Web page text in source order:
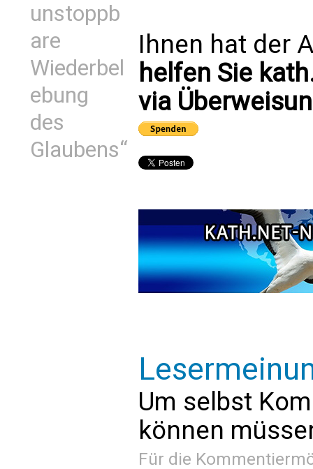
unstoppb
are
Wiederbel
ebung
des
Glaubens“
Ihnen hat der
helfen Sie
via
Um selbst
können
Für die